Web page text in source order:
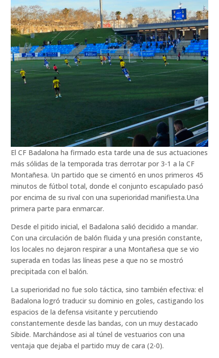
El CF Badalona ha firmado esta tarde una de sus actuaciones
más sólidas de la temporada tras derrotar por 3-1 a la CF
Montañesa. Un partido que se cimentó en unos primeros 45
minutos de fútbol total, donde el conjunto escapulado pasó
por encima de su rival con una superioridad manifiesta.Una
primera parte para enmarcar.
Desde el pitido inicial, el Badalona salió decidido a mandar.
Con una circulación de balón fluida y una presión constante,
los locales no dejaron respirar a una Montañesa que se vio
superada en todas las líneas pese a que no se mostró
precipitada con el balón.
La superioridad no fue solo táctica, sino también efectiva: el
Badalona logró traducir su dominio en goles, castigando los
espacios de la defensa visitante y percutiendo
constantemente desde las bandas, con un muy destacado
Sibide. Marchándose asi al túnel de vestuarios con una
ventaja que dejaba el partido muy de cara (2-0).